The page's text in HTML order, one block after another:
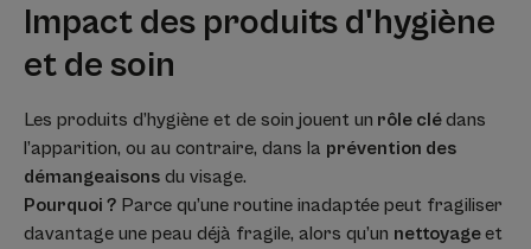
Impact des produits d'hygiène
et de soin
Les produits d’hygiène et de soin jouent un rôle clédans
l’apparition, ou au contraire, dans la prévention des
démangeaisons du visage.
Pourquoi ? Parce qu’une routine inadaptée peut fragiliser
davantage une peau déjà fragile, alors qu’un nettoyageet